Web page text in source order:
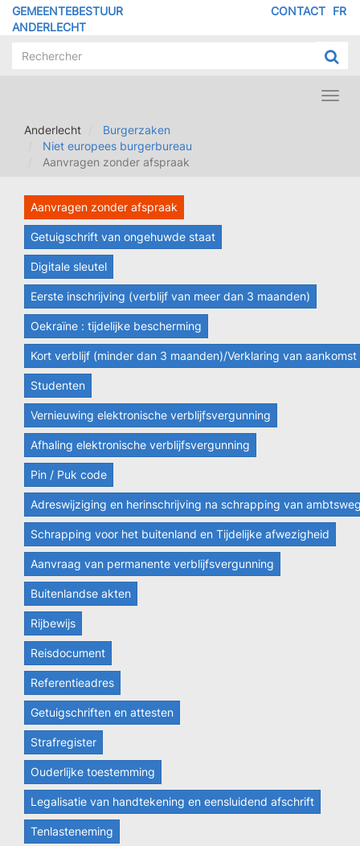
Overslaan
GEMEENTEBESTUUR
ANDERLECHT
FR
CONTACT
Anderlecht
Burgerzaken
Niet europees burgerbureau
Aanvragen zonder afspraak
Aanvragen zonder afspraak
Getuigschrift van ongehuwde staat
Digitale sleutel
Eerste inschrijving (verblijf van meer dan 3 maanden)
Oekraïne : tijdelijke bescherming
Kort verblijf (minder dan 3 maanden)/Verklaring van aankomst
Studenten
Vernieuwing elektronische verblijfsvergunning
Afhaling elektronische verblijfsvergunning
Pin / Puk code
Adreswijziging en herinschrijving na schrapping van
Schrapping voor het buitenland en Tijdelijke afwezigheid
Aanvraag van permanente verblijfsvergunning
Buitenlandse akten
Rijbewijs
Reisdocument
Referentieadres
Getuigschriften en attesten
Strafregister
Ouderlijke toestemming
Legalisatie van handtekening en eensluidend afschrift
Tenlasteneming